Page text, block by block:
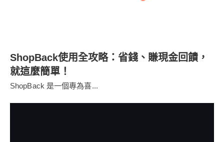
ShopBack使用全攻略：省錢、賺現金回饋，
就這麼簡單！
ShopBack 是一個專為喜...